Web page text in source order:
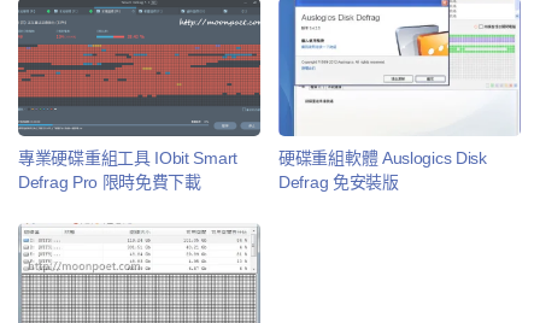
專業硬碟重組工具 IObit Smart
Defrag Pro 限時免費下載
硬碟重組軟體 Auslogics Disk
Defrag 免安裝版